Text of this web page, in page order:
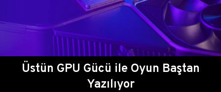
Üstün GPU Gücü ile Oyun Baştan
Yazılıyor